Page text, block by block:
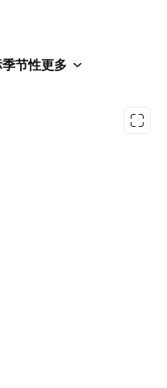
季节性更多